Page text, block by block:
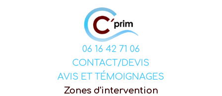
06 16 42 71 06
CONTACT/DEVIS
AVIS ET TÉMOIGNAGES
Zones d'intervention